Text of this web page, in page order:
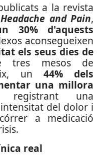
a la revista
and Pain,
30% d'aquests
aconsegueixen
els seus dies de
tres mesos de
un 44% dels
una millora
una
del dolor i
a medicació
real